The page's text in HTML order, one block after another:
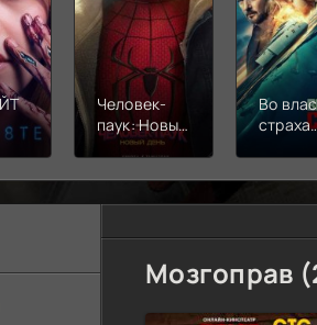
Человек-
паук: Новый
день (2026)
Во
страха
Мозгоправ